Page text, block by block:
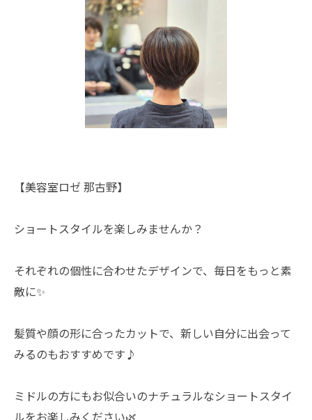
【美容室ロゼ 那古野】
ショートスタイルを楽しみませんか？
それぞれの個性に合わせたデザインで、毎日をもっと素
敵に✨
髪質や顔の形に合ったカットで、新しい自分に出会って
みるのもおすすめです♪
ミドルの方にもお似合いのナチュラルなショートスタイ
ルをお楽しみください🌿